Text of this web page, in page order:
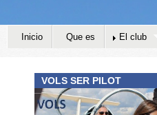
Inicio Que es El club
VOLS SER PILOT